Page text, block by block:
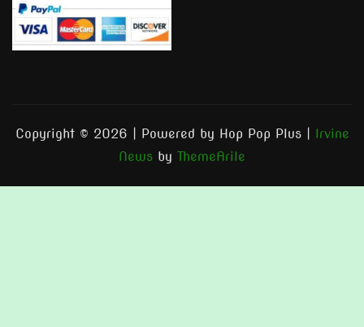
Copyright © 2026 | Powered by Hop Pop Plus
Irvine
News by ThemeArile